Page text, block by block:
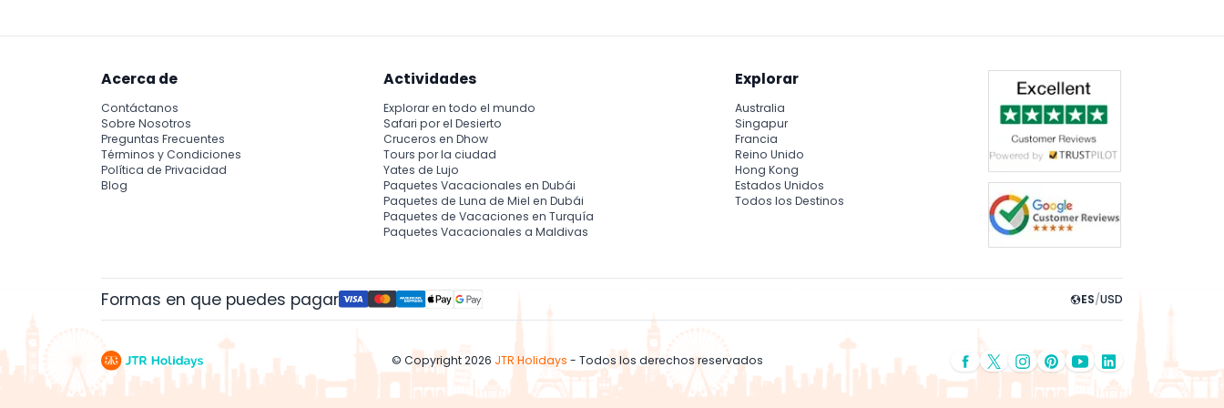
Acerca de
Contáctanos
Sobre Nosotros
Preguntas Frecuentes
Términos y Condiciones
Política de Privacidad
Blog
Actividades
Explorar en todo el mundo
Safari por el Desierto
Cruceros en Dhow
Tours por la ciudad
Yates de Lujo
Paquetes Vacacionales en Dubái
Paquetes de Luna de Miel en Dubái
Paquetes de Vacaciones en Turquía
Paquetes Vacacionales a Maldivas
Explorar
Australia
Singapur
Francia
Reino Unido
Hong Kong
Estados Unidos
Todos los Destinos
Formas en que puedes pagar ES/USD
© Copyright 2026 JTR Holidays - Todos los derechos reservados